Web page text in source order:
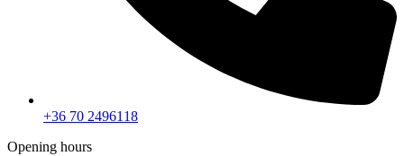
+36 70 2496118
Opening hours